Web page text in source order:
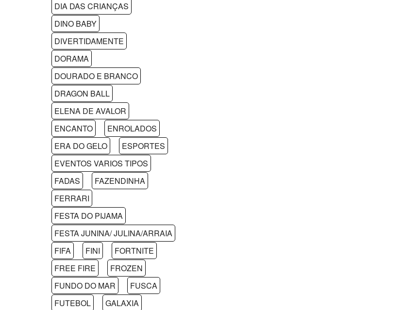
DIA DAS CRIANÇAS
DINO BABY
DIVERTIDAMENTE
DORAMA
DOURADO E BRANCO
DRAGON BALL
ELENA DE AVALOR
ENCANTO
ENROLADOS
ERA DO GELO
ESPORTES
EVENTOS VARIOS TIPOS
FADAS
FAZENDINHA
FERRARI
FESTA DO PIJAMA
FESTA JUNINA/ JULINA/ARRAIA
FIFA
FINI
FORTNITE
FREE FIRE
FROZEN
FUNDO DO MAR
FUSCA
FUTEBOL
GALAXIA